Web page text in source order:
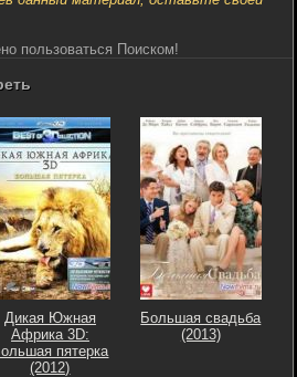
пользоваться Поиском!
Дикая Южная
Африка 3D:
пятерка
(2012)
Большая свадьба
(2013)